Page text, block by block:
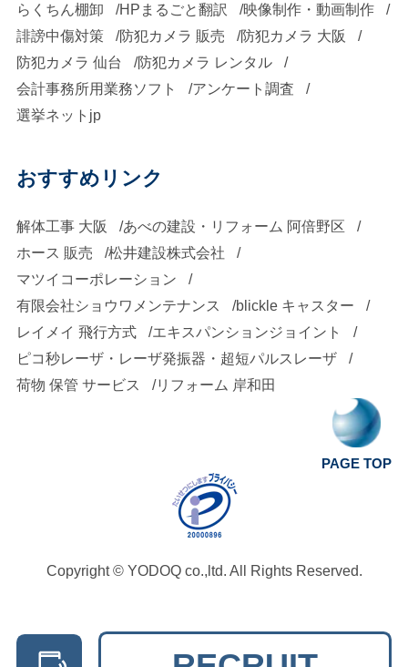
らくちん棚卸
HPまるごと翻訳
映像制作・動画制作
誹謗中傷対策
防犯カメラ 販売
防犯カメラ 大阪
防犯カメラ 仙台
防犯カメラ レンタル
会計事務所用業務ソフト
アンケート調査
選挙ネットjp
おすすめリンク
解体工事 大阪
あべの建設・リフォーム 阿倍野区
ホース 販売
松井建設株式会社
マツイコーポレーション
有限会社ショウワメンテナンス
blickle キャスター
レイメイ 飛行方式
エキスパンションジョイント
ピコ秒レーザ・レーザ発振器・超短パルスレーザ
荷物 保管 サービス
リフォーム 岸和田
PAGE TOP
Copyright © YODOQ co.,ltd. All Rights Reserved.